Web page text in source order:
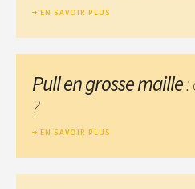
EN SAVOIR PLUS
Pull en grosse maille:
?
EN SAVOIR PLUS